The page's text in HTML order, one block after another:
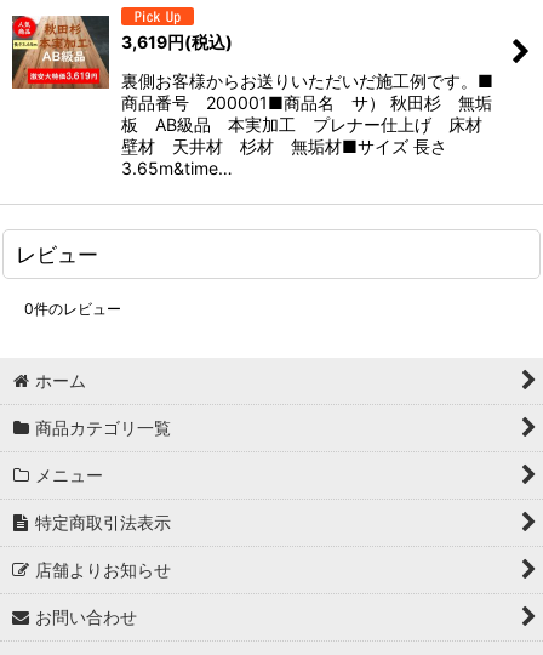
3,619円(税込)
裏側お客様からお送りいただいだ施工例です。■
商品番号 200001■商品名 サ） 秋田杉 無垢
板 AB級品 本実加工 プレナー仕上げ 床材
壁材 天井材 杉材 無垢材■サイズ 長さ
3.65m&time…
レビュー
0件のレビュー
ホーム
商品カテゴリ一覧
メニュー
特定商取引法表示
店舗よりお知らせ
お問い合わせ